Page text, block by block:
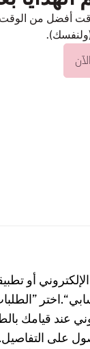
أفضل من
أو
عند قيامك
على